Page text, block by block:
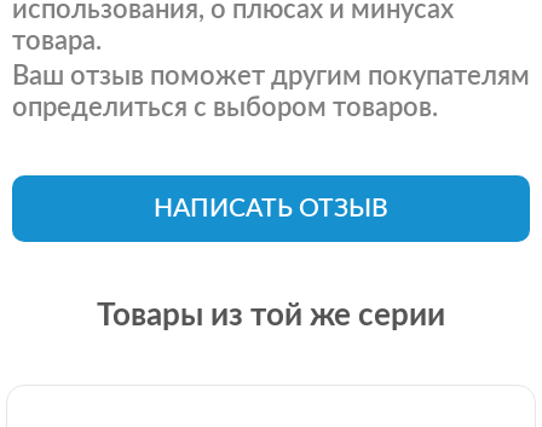
использования, о плюсах и минусах
товара.
Ваш отзыв поможет другим покупателям
определиться с выбором товаров.
НАПИСАТЬ ОТЗЫВ
Товары из той же серии